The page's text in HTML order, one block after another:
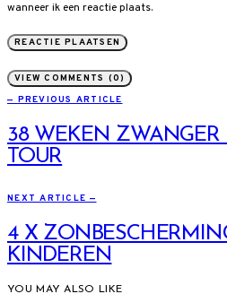
wanneer ik een reactie plaats.
VIEW COMMENTS (0)
— PREVIOUS ARTICLE
38 WEKEN ZWANGER
TOUR
NEXT ARTICLE —
4 X
KINDEREN
YOU MAY ALSO LIKE